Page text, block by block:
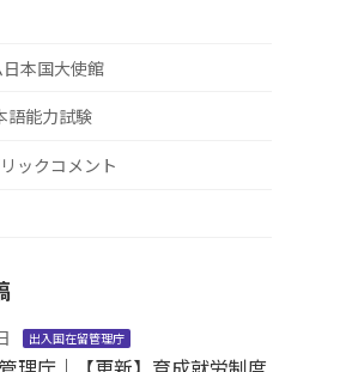
本国大使館
語能力試験
ックコメント
出入国在留管理庁